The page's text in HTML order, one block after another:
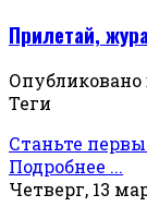
Прилетай,
Опубликовано
Теги
Станьте
Подробнее ...
Четверг, 13